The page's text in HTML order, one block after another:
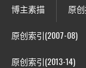
博主素描 原
原创索引(2007-08)
原创索引(2013-14)